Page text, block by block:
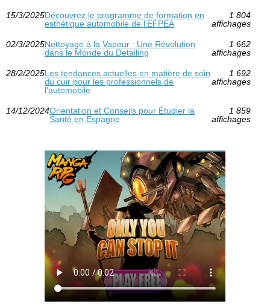
15/3/2025Découvrez le programme de formation en
esthétique automobile de l'EFPEA
1 804
affichages
02/3/2025Nettoyage à la Vapeur : Une Révolution
dans le Monde du Detailing
1 662
affichages
28/2/2025Les tendances actuelles en matière de soin
du cuir pour les professionnels de
l'automobile
1 692
affichages
14/12/2024Orientation et Conseils pour Étudier la
Santé en Espagne
1 859
affichages